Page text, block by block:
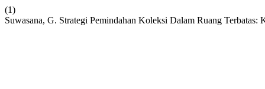
(1)
Suwasana, G. Strategi Pemindahan Koleksi Dalam Ruang